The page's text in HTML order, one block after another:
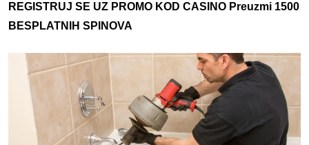
REGISTRUJ SE UZ PROMO KOD CASINO Preuzmi 1500
BESPLATNIH SPINOVA